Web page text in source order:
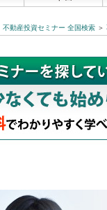
不動産投資セミナー 全国検索 ＞